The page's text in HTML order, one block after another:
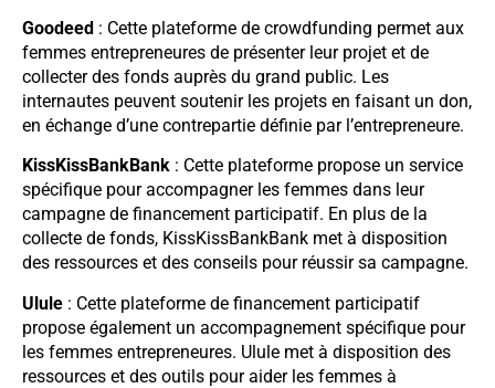
Goodeed : Cette plateforme de crowdfunding permet aux
femmes entrepreneures de présenter leur projet et de
collecter des fonds auprès du grand public. Les
internautes peuvent soutenir les projets en faisant un don,
en échange d’une contrepartie définie par l’entrepreneure.
KissKissBankBank : Cette plateforme propose un service
spécifique pour accompagner les femmes dans leur
campagne de financement participatif. En plus de la
collecte de fonds, KissKissBankBank met à disposition
des ressources et des conseils pour réussir sa campagne.
Ulule : Cette plateforme de financement participatif
propose également un accompagnement spécifique pour
les femmes entrepreneures. Ulule met à disposition des
ressources et des outils pour aider les femmes à